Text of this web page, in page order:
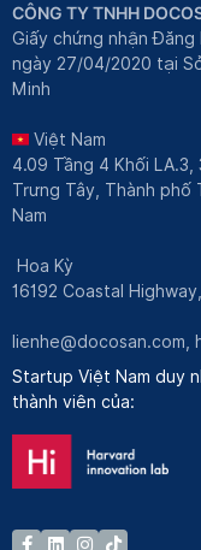
CÔNG TY TNHH
Giấy chứng nhận
ngày 27/04/2020 tại
Minh
Việt Nam
4.09 Tầng 4 Khối LA.3,
Trưng Tây, Thành phố
Nam
Hoa Kỳ
16192 Coastal
lienhe@docosan.com
Startup Việt Nam duy
thành viên của: